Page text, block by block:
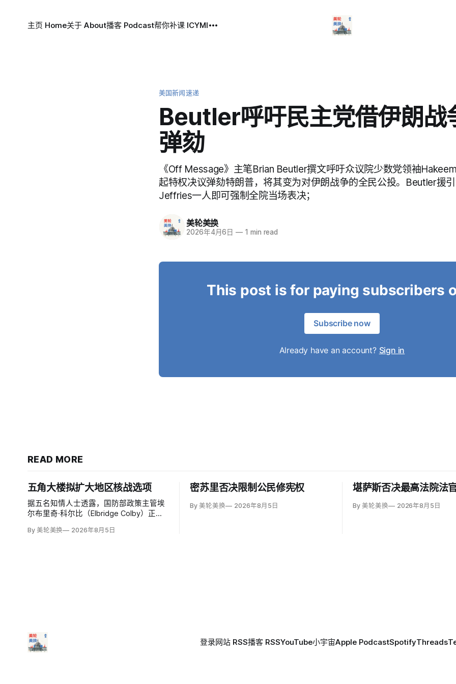
主页 Home关于 About播客 Podcast帮你补课 ICYMI
美国新闻速递
Beutler呼吁民主党借伊朗战
弹劾
《Off Message》主笔Brian Beutler撰文呼吁众议院少数党领袖
起特权决议弹劾特朗普，将其变为对伊朗战争的全民公投。Beutler援
Jeffries一人即可强制全院当场表决；
美轮美换
2026年4月6日 — 1 min read
This post is for paying subscribers
Subscribe now
Already have an account? Sign in
READ MORE
五角大楼拟扩大地区核战选项
据五名知情人士透露，国防部政策主管埃
尔布里奇·科尔比（Elbridge Colby）正在
斯发生地区战争时扩大短程战术核武器的
By 美轮美换 2026年8月5日
密苏里否决限制公民修宪权
By 美轮美换 2026年8月5日
堪萨斯否决最高法院法
By 美轮美换 2026年8月5日
登录网站 RSS播客 RSSYouTube小宇宙Apple PodcastSpotifyThreads